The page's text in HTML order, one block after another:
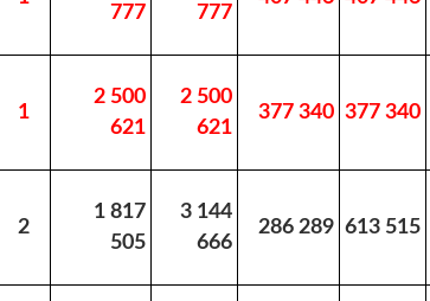
777
777
1
2 500
621
2 500
621
377 340 377 340
2
1 817
505
3 144
666
286 289 613 515